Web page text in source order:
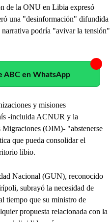
de la ONU en Libia expresó
una "desinformación" difundida
narrativa podría "avivar la tensión"
ABC en WhatsApp
y misiones
-incluida ACNUR y la
(OIM)- "abstenerse
que pueda consolidar el
libio.
Nacional (GUN), reconocido
subrayó la necesidad de
tiempo que su ministro de
propuesta relacionada con la